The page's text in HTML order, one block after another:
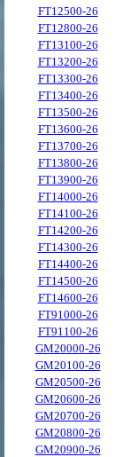
FT12500-26
FT12800-26
FT13100-26
FT13200-26
FT13300-26
FT13400-26
FT13500-26
FT13600-26
FT13700-26
FT13800-26
FT13900-26
FT14000-26
FT14100-26
FT14200-26
FT14300-26
FT14400-26
FT14500-26
FT14600-26
FT91000-26
FT91100-26
GM20000-26
GM20100-26
GM20500-26
GM20600-26
GM20700-26
GM20800-26
GM20900-26